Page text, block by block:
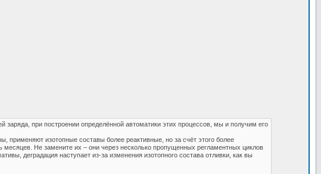
при построении определённой автоматики этих процессов, мы и получим его
применяют изотопные составы более реактивные, но за счёт этого более
Не замените их – они через несколько пропущенных регламентных циклов
деградация наступает из-за изменения изотопного состава отливки, как вы